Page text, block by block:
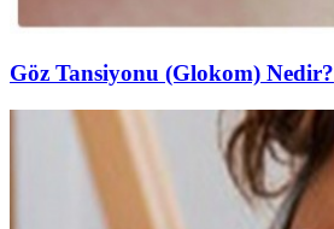
Göz Tansiyonu (Glokom) Nedir?